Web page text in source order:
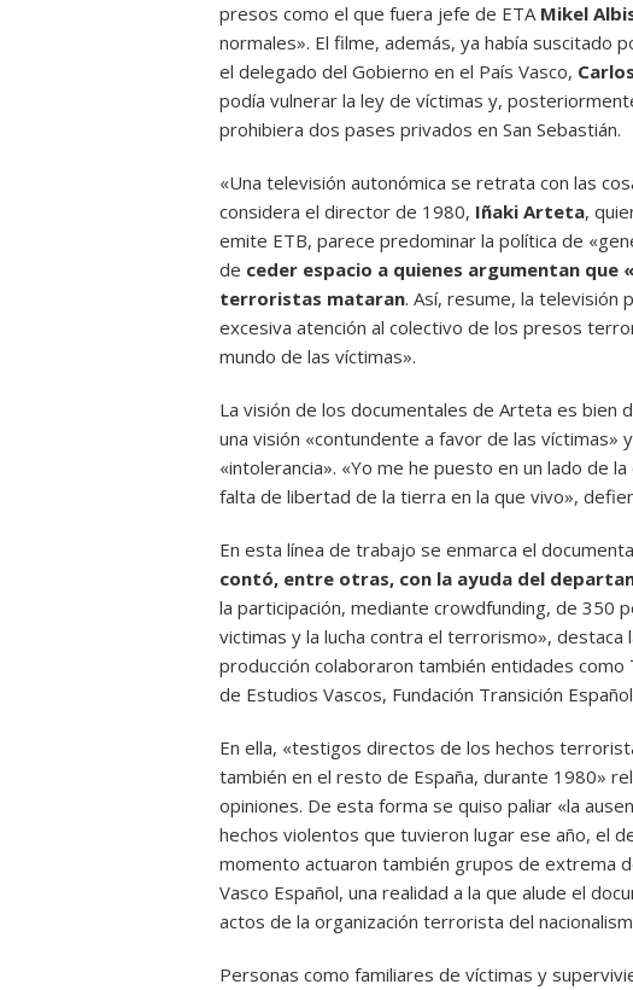
presos como el que fuera jefe de ETA Mikel
normales». El filme, además, ya había suscitado
el delegado del Gobierno en el País Vasco,
podía vulnerar la ley de víctimas y,
prohibiera dos pases privados en San Sebastián.
«Una televisión autonómica se retrata con las
considera el director de 1980, Iñaki Arteta,
emite ETB, parece predominar la política de
de ceder espacio a quienes argumentan que
terroristas mataran. Así, resume, la televisión
excesiva atención al colectivo de los presos
mundo de las víctimas».
La visión de los documentales de Arteta es bien
una visión «contundente a favor de las víctimas»
«intolerancia». «Yo me he puesto en un lado de
falta de libertad de la tierra en la que vivo»,
En esta línea de trabajo se enmarca el
contó, entre otras, con la ayuda del
la participación, mediante crowdfunding, de 350
victimas y la lucha contra el terrorismo», destaca
producción colaboraron también entidades como
de Estudios Vascos, Fundación Transición
En ella, «testigos directos de los hechos
también en el resto de España, durante 1980»
opiniones. De esta forma se quiso paliar «la
hechos violentos que tuvieron lugar ese año, el
momento actuaron también grupos de extrema
Vasco Español, una realidad a la que alude el
actos de la organización terrorista del
Personas como familiares de víctimas y